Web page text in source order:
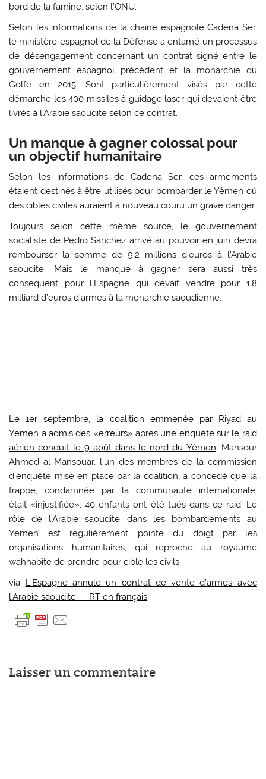
bord de la famine, selon l’ONU.
Selon les informations de la chaîne espagnole Cadena Ser,
le ministère espagnol de la Défense a entamé un processus
de désengagement concernant un contrat signé entre le
gouvernement espagnol précédent et la monarchie du
Golfe en 2015. Sont particulièrement visés par cette
démarche les 400 missiles à guidage laser qui devaient être
livrés à l’Arabie saoudite selon ce contrat.
Un manque à gagner colossal pour
un objectif humanitaire
Selon les informations de Cadena Ser, ces armements
étaient destinés à être utilisés pour bombarder le Yémen où
des cibles civiles auraient à nouveau couru un grave danger.
Toujours selon cette même source, le gouvernement
socialiste de Pedro Sanchez arrivé au pouvoir en juin devra
rembourser la somme de 9,2 millions d’euros à l’Arabie
saoudite. Mais le manque à gagner sera aussi très
conséquent pour l’Espagne qui devait vendre pour 1,8
milliard d’euros d’armes à la monarchie saoudienne.
Le 1er septembre, la coalition emmenée par Riyad au
Yémen a admis des «erreurs» après une enquête sur le raid
aérien conduit le 9 août dans le nord du Yémen. Mansour
Ahmed al-Mansouar, l’un des membres de la commission
d’enquête mise en place par la coalition, a concédé que la
frappe, condamnée par la communauté internationale,
était «injustifiée». 40 enfants ont été tués dans ce raid. Le
rôle de l’Arabie saoudite dans les bombardements au
Yémen est régulièrement pointé du doigt par les
organisations humanitaires, qui reproche au royaume
wahhabite de prendre pour cible les civils.
via L’Espagne annule un contrat de vente d’armes avec
l’Arabie saoudite — RT en français
Laisser un commentaire